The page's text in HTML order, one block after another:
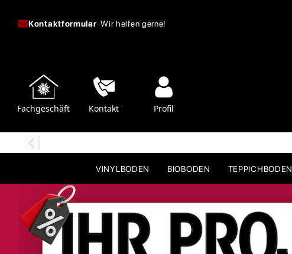
Kontaktformular-Wir helfen gerne!
Fachgeschäft Kontakt Profil
VINYLBODEN BIOBODEN TEPPICHBODEN